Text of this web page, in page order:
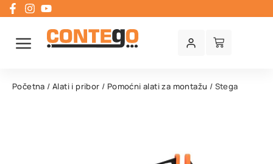
Početna /Alati i pribor / Pomoćni alati za montažu / Stega